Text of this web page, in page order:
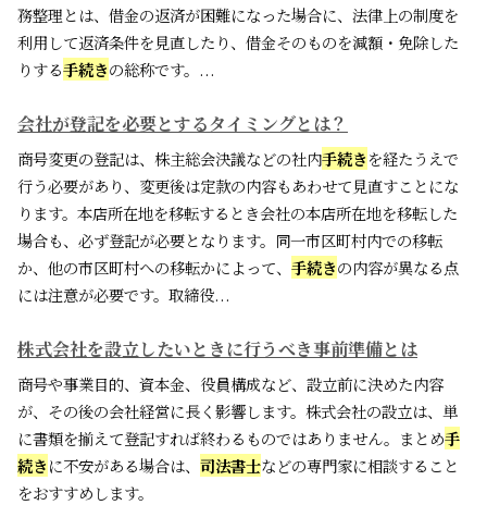
務整理とは、借金の返済が困難になった場合に、法律上の制度を
利用して返済条件を見直したり、借金そのものを減額・免除した
りする手続きの総称です。...
会社が登記を必要とするタイミングとは？
商号変更の登記は、株主総会決議などの社内手続きを経たうえで
行う必要があり、変更後は定款の内容もあわせて見直すことにな
ります。本店所在地を移転するとき会社の本店所在地を移転した
場合も、必ず登記が必要となります。同一市区町村内での移転
か、他の市区町村への移転かによって、 手続きの内容が異なる点
には注意が必要です。取締役...
株式会社を設立したいときに行うべき事前準備とは
商号や事業目的、資本金、役員構成など、設立前に決めた内容
が、その後の会社経営に長く影響します。株式会社の設立は、単
に書類を揃えて登記すれば終わるものではありません。まとめ手
続きに不安がある場合は、 司法書士などの専門家に相談すること
をおすすめします。